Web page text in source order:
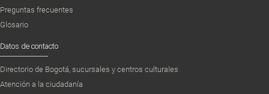
Preguntas frecuentes
Glosario
Datos de contacto
Directorio de Bogotá, sucursales y centros culturales
Atención a la ciudadanía